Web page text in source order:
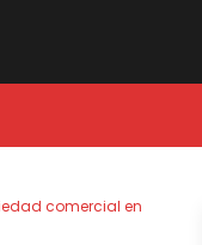
comercial en